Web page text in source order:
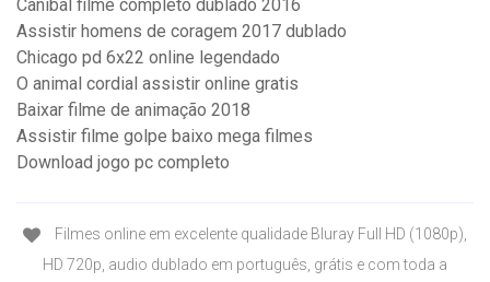
Canibal filme completo dublado 2016
Assistir homens de coragem 2017 dublado
Chicago pd 6x22 online legendado
O animal cordial assistir online gratis
Baixar filme de animação 2018
Assistir filme golpe baixo mega filmes
Download jogo pc completo
Filmes online em excelente qualidade Bluray Full HD (1080p),
HD 720p, audio dublado em português, grátis e com toda a